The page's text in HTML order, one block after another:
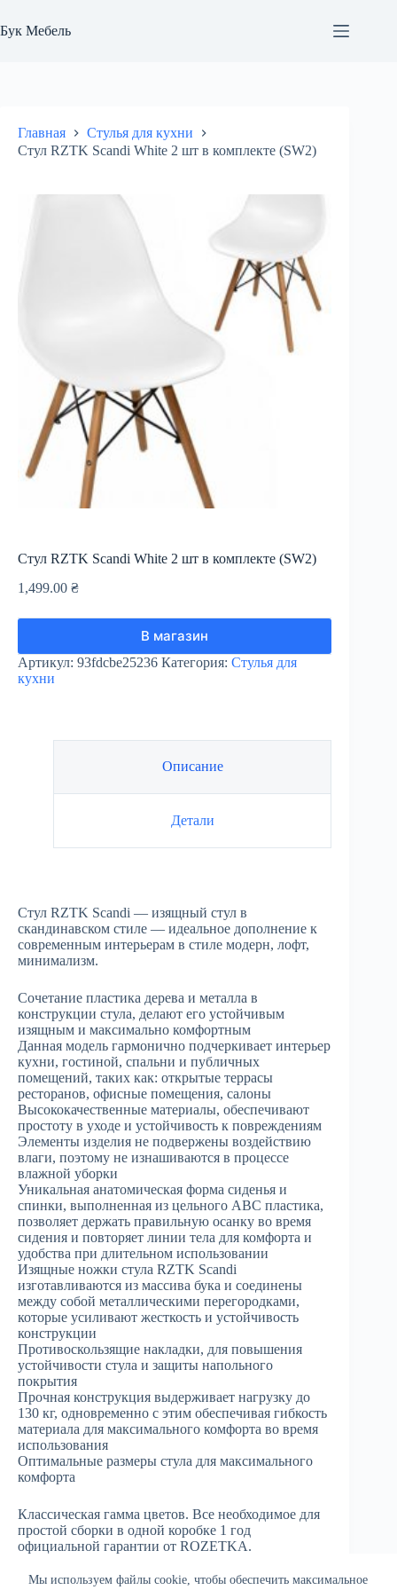
к
сути
Мы используем файлы cookie, чтобы обеспечить максимальное
Бук Мебель
Главная
Стулья для кухни
Стул RZTK Scandi White 2 шт в комплекте (SW2)
Стул RZTK Scandi White 2 шт в комплекте (SW2)
1,499.00 ₴
В магазин
Артикул: 93fdcbe25236 Категория: Стулья для
кухни
Описание
Детали
Стул RZTK Scandi — изящный стул в
скандинавском стиле — идеальное дополнение к
современным интерьерам в стиле модерн, лофт,
минимализм.
Сочетание пластика дерева и металла в
конструкции стула, делают его устойчивым
изящным и максимально комфортным
Данная модель гармонично подчеркивает интерьер
кухни, гостиной, спальни и публичных
помещений, таких как: открытые террасы
ресторанов, офисные помещения, салоны
Высококачественные материалы, обеспечивают
простоту в уходе и устойчивость к повреждениям
Элементы изделия не подвержены воздействию
влаги, поэтому не изнашиваются в процессе
влажной уборки
Уникальная анатомическая форма сиденья и
спинки, выполненная из цельного АВС пластика,
позволяет держать правильную осанку во время
сидения и повторяет линии тела для комфорта и
удобства при длительном использовании
Изящные ножки стула RZTK Scandi
изготавливаются из массива бука и соединены
между собой металлическими перегородками,
которые усиливают жесткость и устойчивость
конструкции
Противоскользящие накладки, для повышения
устойчивости стула и защиты напольного
покрытия
Прочная конструкция выдерживает нагрузку до
130 кг, одновременно с этим обеспечивая гибкость
материала для максимального комфорта во время
использования
Оптимальные размеры стула для максимального
комфорта
Классическая гамма цветов. Все необходимое для
простой сборки в одной коробке 1 год
официальной гарантии от ROZETKA.